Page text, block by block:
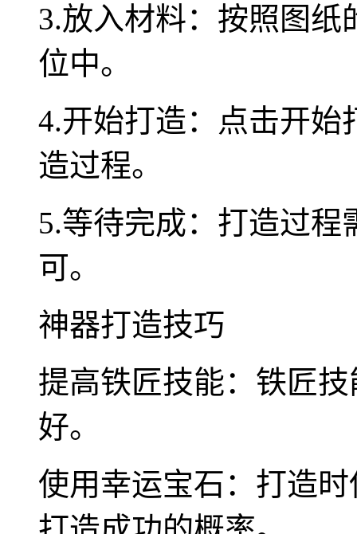
3.放入材料：按照图
位中。
4.开始打造：点击开始
造过程。
5.等待完成：打造过
可。
神器打造技巧
提高铁匠技能：铁匠
好。
使用幸运宝石：打造